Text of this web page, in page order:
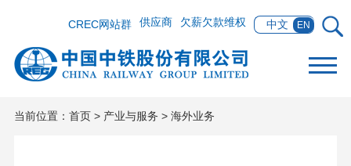
中文 EN
欠薪欠款维权
供应商
CREC网站群
当前位置： 首页> 产业与服务 > 海外业务